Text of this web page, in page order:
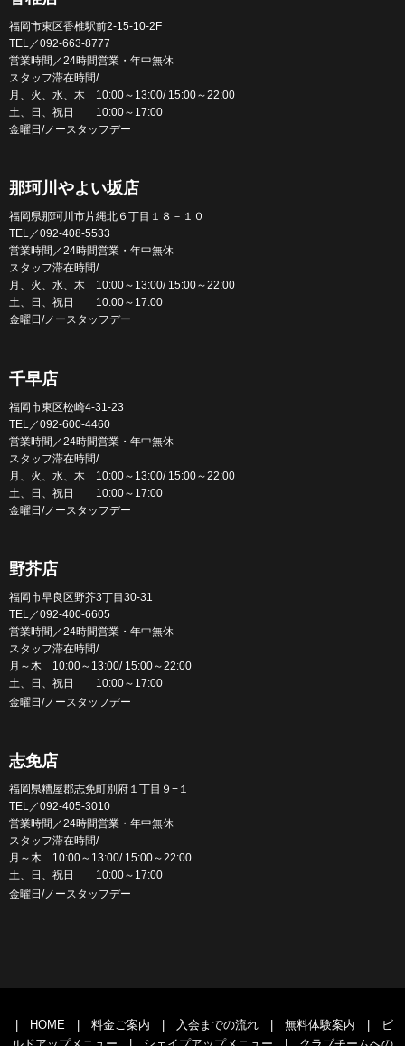
福岡市東区香椎駅前2-15-10-2F
TEL／092-663-8777
営業時間／24時間営業・年中無休
スタッフ滞在時間/
月、火、水、木 10:00～13:00/ 15:00～22:00
土、日、祝日 10:00～17:00
金曜日/ノースタッフデー
那珂川やよい坂店
福岡県那珂川市片縄北６丁目１８－１０
TEL／092-408-5533
営業時間／24時間営業・年中無休
スタッフ滞在時間/
月、火、水、木 10:00～13:00/ 15:00～22:00
土、日、祝日 10:00～17:00
金曜日/ノースタッフデー
千早店
福岡市東区松崎4-31-23
TEL／092-600-4460
営業時間／24時間営業・年中無休
スタッフ滞在時間/
月、火、水、木 10:00～13:00/ 15:00～22:00
土、日、祝日 10:00～17:00
金曜日/ノースタッフデー
野芥店
福岡市早良区野芥3丁目30-31
TEL／092-400-6605
営業時間／24時間営業・年中無休
スタッフ滞在時間/
月～木 10:00～13:00/ 15:00～22:00
土、日、祝日 10:00～17:00
金曜日/ノースタッフデー
志免店
福岡県糟屋郡志免町別府１丁目９−１
TEL／092-405-3010
営業時間／24時間営業・年中無休
スタッフ滞在時間/
月～木 10:00～13:00/ 15:00～22:00
土、日、祝日 10:00～17:00
金曜日/ノースタッフデー
HOME 料金ご案内 入会までの流れ 無料体験案内
ビ